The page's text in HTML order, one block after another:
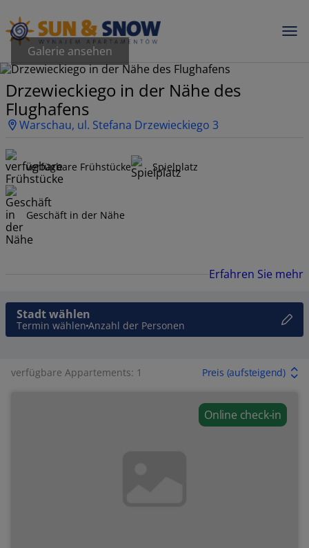
Galerie ansehen
Drzewieckiego in der Nähe des
Flughafens
Warschau, ul. Stefana Drzewieckiego 3
verfügbare Frühstücke Spielplatz
Geschäft in der Nähe
Erfahren Sie mehr
Stadt wählen
Termin wählen Anzahl der Personen
verfügbare Appartements: 1 Preis (aufsteigend)
Online check-in